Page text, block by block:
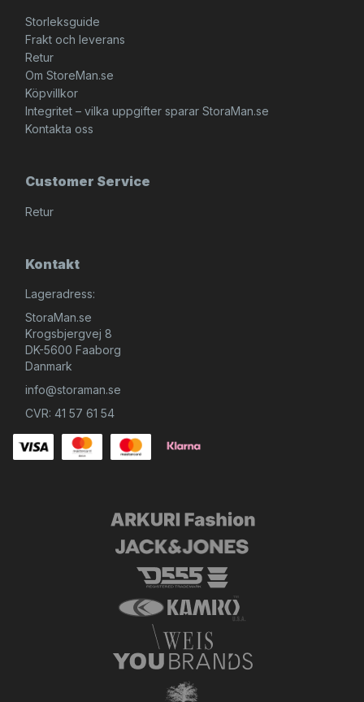
Storleksguide
Frakt och leverans
Retur
Om StoreMan.se
Köpvillkor
Integritet – vilka uppgifter sparar StoraMan.se
Kontakta oss
Customer Service
Retur
Kontakt
Lageradress:
StoraMan.se
Krogsbjergvej 8
DK-5600 Faaborg
Danmark
info@storaman.se
CVR: 41 57 61 54